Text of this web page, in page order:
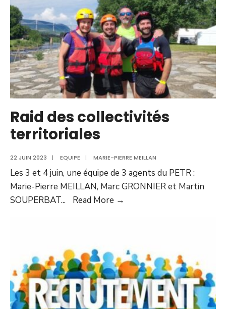
Raid des collectivités
territoriales
22 JUIN 2023 | EQUIPE | MARIE-PIERRE MEILLAN
Les 3 et 4 juin, une équipe de 3 agents du PETR :
Marie-Pierre MEILLAN, Marc GRONNIER et Martin
SOUPERBAT... Read More →